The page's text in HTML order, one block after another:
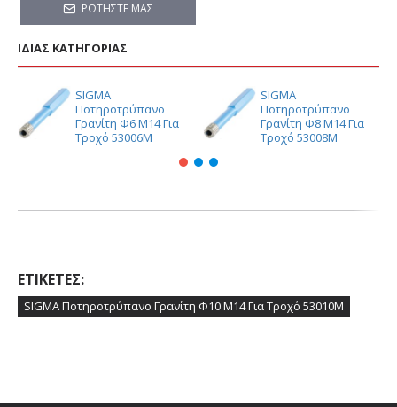
ΊΔΙΑΣ ΚΑΤΗΓΟΡΊΑΣ
SIGMA
Ποτηροτρύπανο
Γρανίτη Φ6 M14 Για
Τροχό 53006M
SIGMA
Ποτηροτρύπανο
Γρανίτη Φ8 M14 Για
Τροχό 53008M
ΡΩΤΉΣΤΕ ΜΑΣ
ΕΤΙΚΈΤΕΣ:
SIGMA Ποτηροτρύπανο Γρανίτη Φ10 M14 Για Τροχό 53010M